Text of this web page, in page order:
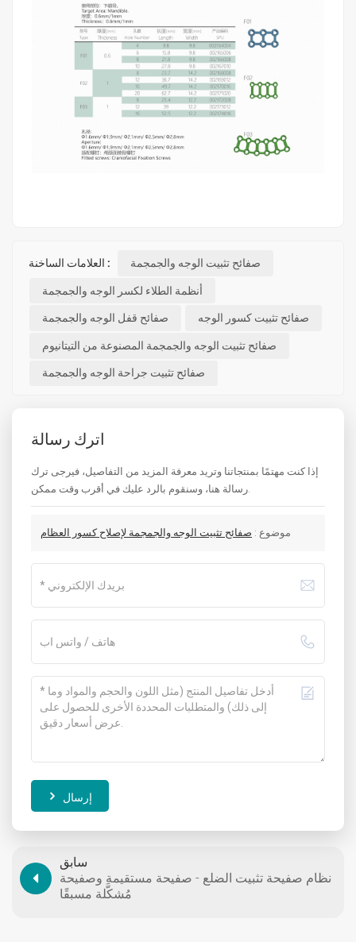
العلامات الساخنة : صفائح تثبيت الوجه والجمجمة
أنظمة الطلاء لكسر الوجه والجمجمة
صفائح قفل الوجه والجمجمة صفائح تثبيت كسور الوجه
صفائح تثبيت الوجه والجمجمة المصنوعة من التيتانيوم
صفائح تثبيت جراحة الوجه والجمجمة
اترك رسالة
إذا كنت مهتمًا بمنتجاتنا وتريد معرفة المزيد من التفاصيل، فيرجى ترك
رسالة هنا، وسنقوم بالرد عليك في أقرب وقت ممكن.
موضوع : صفائح تثبيت الوجه والجمجمة لإصلاح كسور العظام
إرسال
سابق
نظام صفيحة تثبيت الضلع - صفيحة مستقيمة وصفيحة
مُشكَّلة مسبقًا